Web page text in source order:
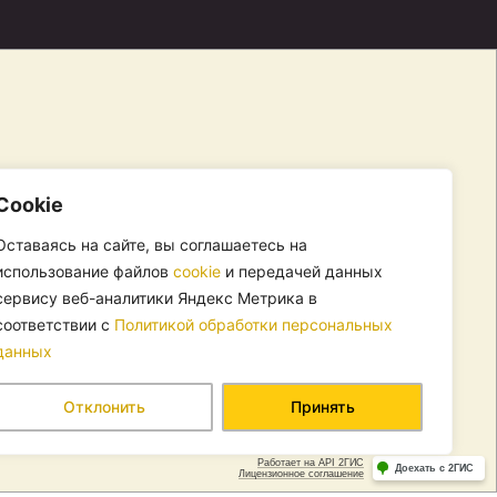
на сайте, вы соглашаетесь на
файлов cookie и передачей данных
веб-аналитики Яндекс Метрика в
с Политикой обработки персональных
Отклонить Принять